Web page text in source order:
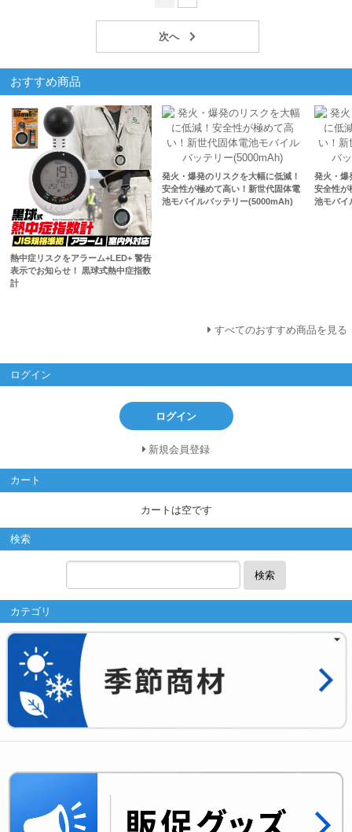
おすすめ商品
熱中症リスクをアラーム+LED+ 警告
表示でお知らせ！ 黒球式熱中症指数
計
発火・爆発のリスクを大幅に低減！
安全性が極めて高い！新世代固体電
池モバイルバッテリー(5000mAh)
発火・爆
安全性が
池モバイ
すべてのおすすめ商品を見る
ログイン
ログイン
新規会員登録
カート
カートは空です
検索
検索
カテゴリ